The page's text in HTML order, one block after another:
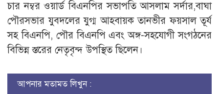
চার নম্বর ওয়ার্ড বিএনপির সভাপতি আসলাম সর্দার,বাঘা
পৌরসভার যুবদলের যুগ্ম আহবায়ক তানভীর ফয়সাল তূর্য
সহ বিএনপি, পৌর বিএনপি এবং অঙ্গ-সহযোগী সংগঠনের
বিভিন্ন স্তরের নেতৃবৃন্দ উপস্থিত ছিলেন।
আপনার মতামত লিখুন :